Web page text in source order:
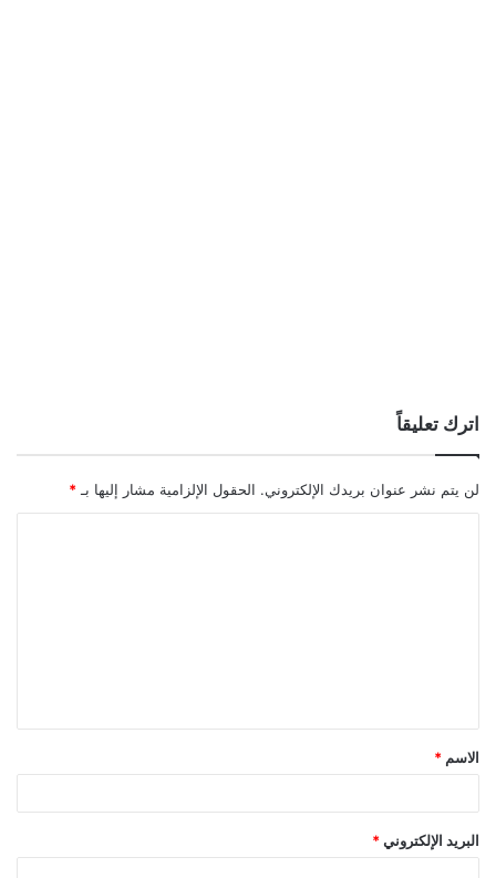
اترك تعليقاً
لن يتم نشر عنوان بريدك الإلكتروني. الحقول الإلزامية مشار إليها بـ *
ق
*
الاسم *
البريد الإلكتروني *